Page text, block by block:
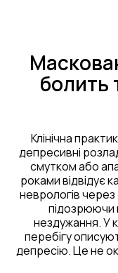
болить
Клінічна
депресивні
смутком або
роками відвідує
неврологів через
підозрюючи
нездужання. У
перебігу
депресію. Це не